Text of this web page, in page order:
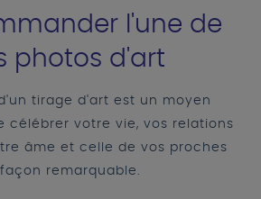
l'une de
photos d'art
tirage d'art est un moyen
célébrer votre vie, vos relations
âme et celle de vos proches
remarquable.